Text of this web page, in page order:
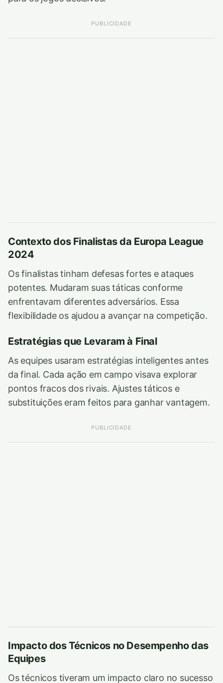
PUBLICIDADE
Contexto dos Finalistas da Europa League
2024
Os finalistas tinham defesas fortes e ataques
potentes. Mudaram suas táticas conforme
enfrentavam diferentes adversários. Essa
flexibilidade os ajudou a avançar na competição.
Estratégias que Levaram à Final
As equipes usaram estratégias inteligentes antes
da final. Cada ação em campo visava explorar
pontos fracos dos rivais. Ajustes táticos e
substituições eram feitos para ganhar vantagem.
PUBLICIDADE
Impacto dos Técnicos no Desempenho das
Equipes
Os técnicos tiveram um impacto claro no sucesso